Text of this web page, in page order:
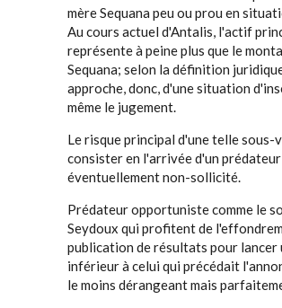
mère Sequana peu ou prou en
Au cours actuel d'Antalis, l'actif
représente à peine plus que le
Sequana; selon la définition
approche, donc, d'une situation
même le jugement.
Le risque principal d'une telle
consister en l'arrivée d'un
éventuellement non-sollicité.
Prédateur opportuniste comme le
Seydoux qui profitent de
publication de résultats pour lancer
inférieur à celui qui précédait
le moins dérangeant mais